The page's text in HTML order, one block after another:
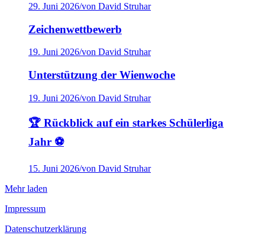
29. Juni 2026/von David Struhar
Zeichenwettbewerb
19. Juni 2026/von David Struhar
Unterstützung der Wienwoche
19. Juni 2026/von David Struhar
🏆 Rückblick auf ein starkes Schülerliga
Jahr ⚽
15. Juni 2026/von David Struhar
Mehr laden
Impressum
Datenschutzerklärung